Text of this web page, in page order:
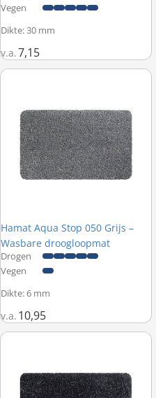
Vegen
Dikte: 30 mm
v.a.7,15
Hamat Aqua Stop 050 Grijs –
Hamat Aqua Stop 050 Grijs –
Wasbare droogloopmat
Drogen
Vegen
Dikte: 6 mm
v.a. 10,95
Hamat Aqua Stop 052 Grafiet –